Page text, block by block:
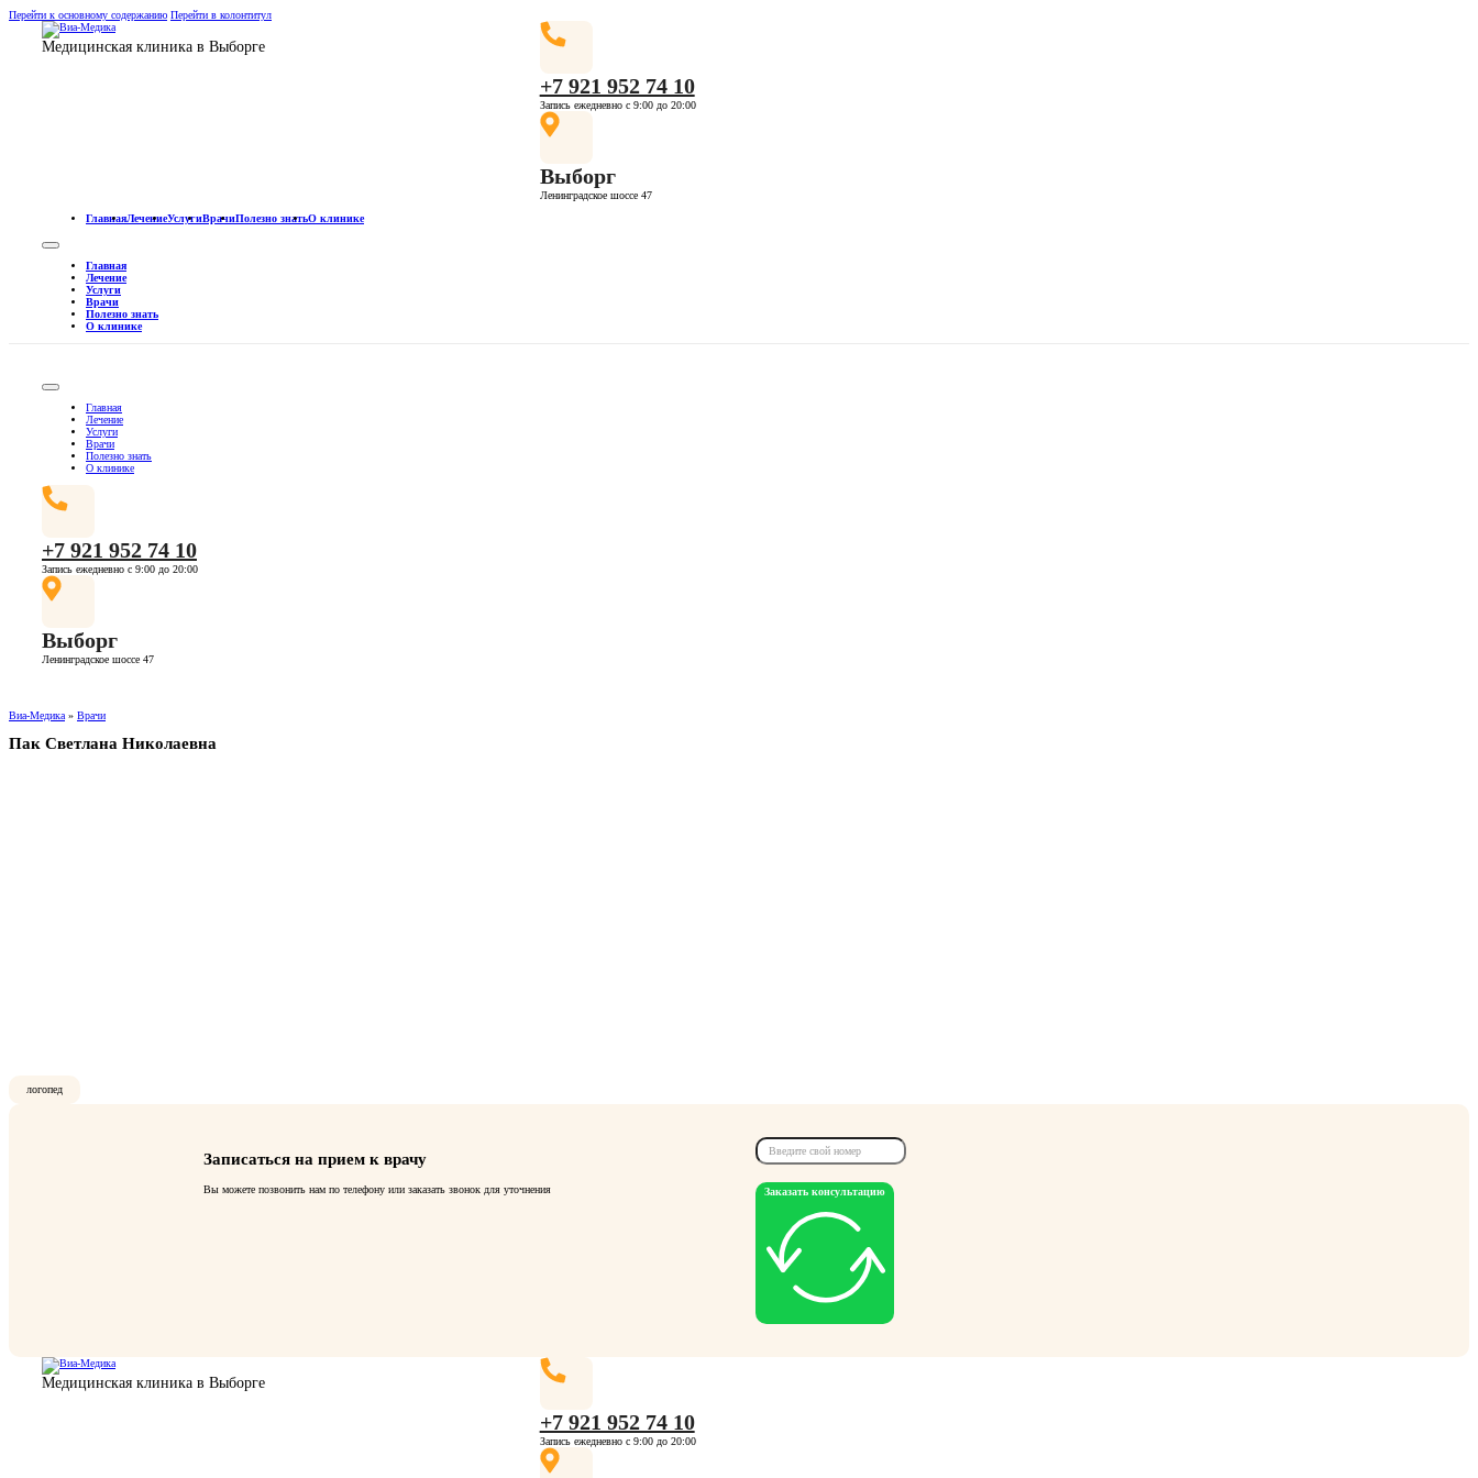
Перейти к основному содержанию Перейти в колонтитул
Медицинская клиника в Выборге
+7 921 952 74 10
Запись ежедневно с 9:00 до 20:00
Выборг
Ленинградское шоссе 47
ГлавнаяЛечениеУслугиВрачиПолезно знатьО клинике
Главная
Лечение
Услуги
Врачи
Полезно знать
О клинике
Главная
Лечение
Услуги
Врачи
Полезно знать
О клинике
+7 921 952 74 10
Запись ежедневно с 9:00 до 20:00
Выборг
Ленинградское шоссе 47
Виа-Медика » Врачи
Пак Светлана Николаевна
логопед
Записаться на прием к врачу
Вы можете позвонить нам по телефону или заказать звонок для уточнения Заказать консультацию
Медицинская клиника в Выборге
+7 921 952 74 10
Запись ежедневно с 9:00 до 20:00